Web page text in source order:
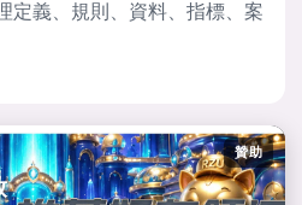
定義、規則、資料、指標、案
贊助